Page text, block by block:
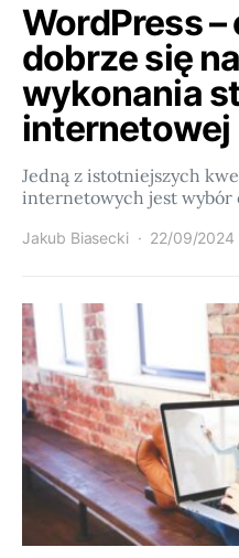
WordPress
dobrze się
wykonania
internetowej
Jedną z istotniejszych
internetowych jest
Jakub Biasecki 22/09/2024